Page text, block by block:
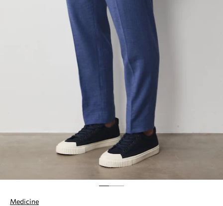
Medicine